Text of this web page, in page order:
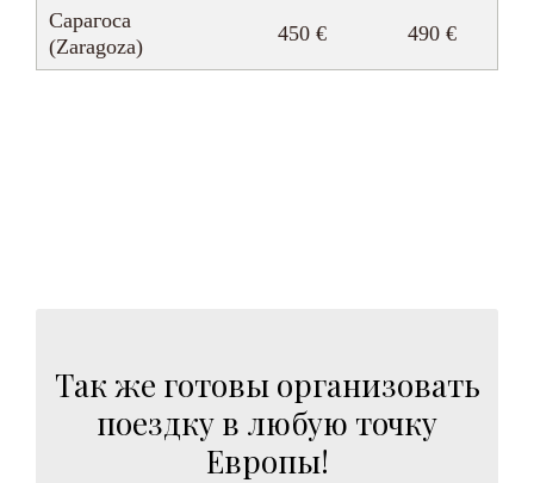
Сарагоса
(Zaragoza)
450 € 490 €
Так же готовы организовать
поездку в любую точку
Европы!